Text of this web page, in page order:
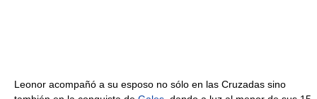
Leonor acompañó a su esposo no sólo en las Cruzadas sino